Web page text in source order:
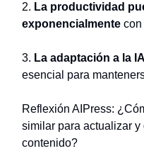
2. La productividad
exponencialmente con
3. La adaptación a la
esencial para
Reflexión AIPress:
similar para actualizar
contenido?